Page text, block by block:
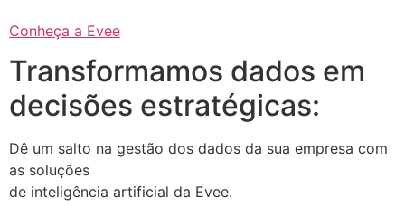
Conheça a Evee
Transformamos dados em
decisões estratégicas:
Dê um salto na gestão dos dados da sua empresa com
as soluções
de inteligência artificial da Evee.